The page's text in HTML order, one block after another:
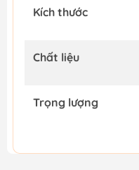
Kích thước
Chất liệu
Trọng lượng